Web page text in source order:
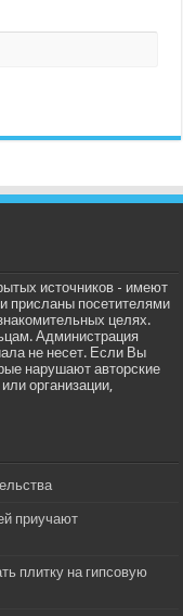
источников - имеют
присланы посетителями
целях.
Администрация
не несет. Если Вы
нарушают авторские
организации,
приучают
плитку на гипсовую